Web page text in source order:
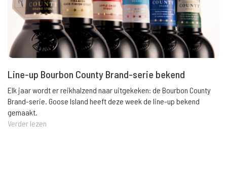
Line-up Bourbon County Brand-serie bekend
Elk jaar wordt er reikhalzend naar uitgekeken: de Bourbon County
Brand-serie. Goose Island heeft deze week de line-up bekend
gemaakt.
Verder lezen